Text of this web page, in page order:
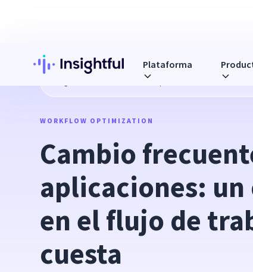
Plataforma
Cambio frecuente de aplicaciones: un caos
WORKFLOW OPTIMIZATION
Cambio
aplicaciones:
en el flujo de
cuesta